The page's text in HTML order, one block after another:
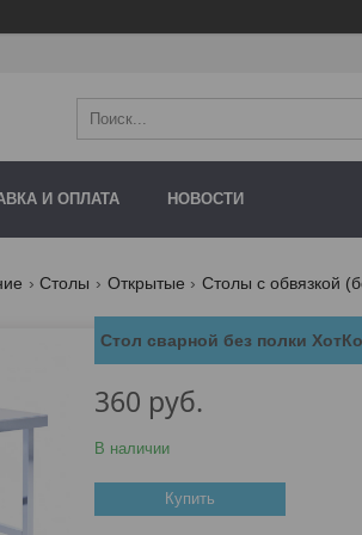
И ОПЛАТА НОВОСТИ
Столы Открытые Столы с обвязкой
Стол сварной без полки
360 руб.
В наличии
Купить